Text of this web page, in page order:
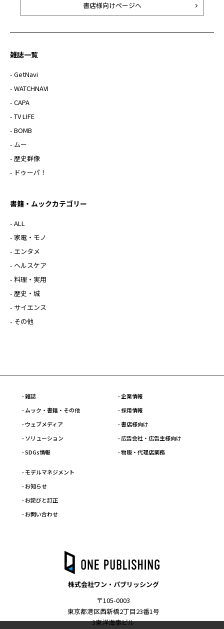
書店様向けページへ
雑誌一覧
- GetNavi
- WATCHNAVI
- CAPA
- TV LIFE
- BOMB
- ムー
- 歴史群像
- ドゥーパ！
書籍・ムックカテゴリー
- ALL
- 家電・モノ
- エンタメ
- ヘルスケア
- 料理・実用
- 歴史・城
- サイエンス
- その他
- 雑誌
- ムック・書籍・その他
- ウェブメディア
- ソリューション
- SDGs情報
- 企業情報
- 採用情報
- 書店様向け
- 広告会社・広告主様向け
- 物販・代理店業務
- モデルマネジメント
- お知らせ
- お詫びと訂正
- お問い合わせ
株式会社ワン・パブリッシング
〒105-0003
東京都港区西新橋2丁目23番1号
3東洋海事ビル